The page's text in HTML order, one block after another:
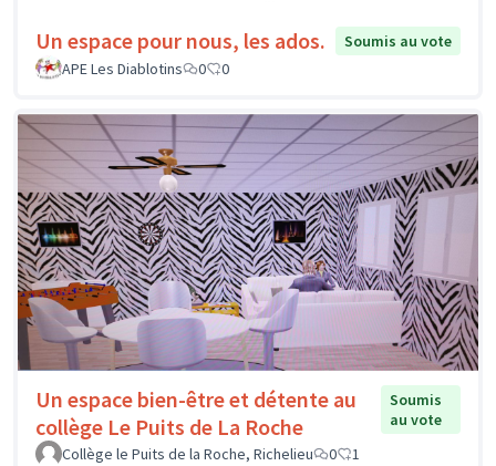
Un espace pour nous, les ados.
Soumis au vote
APE Les Diablotins
0 0
Un espace bien-être et détente au
collège Le Puits de La Roche
Soumis
au vote
Collège le Puits de la Roche, Richelieu
0 1